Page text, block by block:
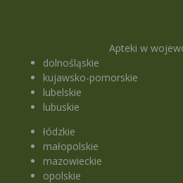
Apteki w
dolnośląskie
kujawsko-pomorskie
lubelskie
lubuskie
łódzkie
małopolskie
mazowieckie
opolskie